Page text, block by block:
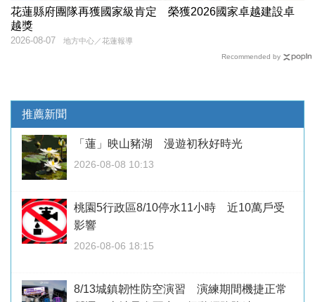
花蓮縣府團隊再獲國家級肯定 榮獲2026國家卓越建設卓
越獎
地方中心／花蓮報導
2026-08-07
Recommended by
推薦新聞
「蓮」映山豬湖 漫遊初秋好時光
2026-08-08 10:13
桃園5行政區8/10停水11小時 近10萬戶受
影響
2026-08-06 18:15
8/13城鎮韌性防空演習 演練期間機捷正常